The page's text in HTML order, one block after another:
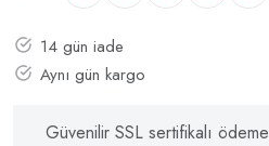
14 gün iade
Aynı gün kargo
Güvenilir SSL sertifikalı ödeme